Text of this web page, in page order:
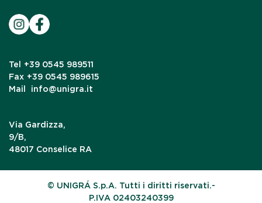
Tel
+39 0545 989511
Fax +39 0545 989615
Mail
info@unigra.it
Via Gardizza,
9/B,
48017 Conselice RA
© UNIGRÁ S.p.A. Tutti i diritti riservati.-
P.IVA 02403240399